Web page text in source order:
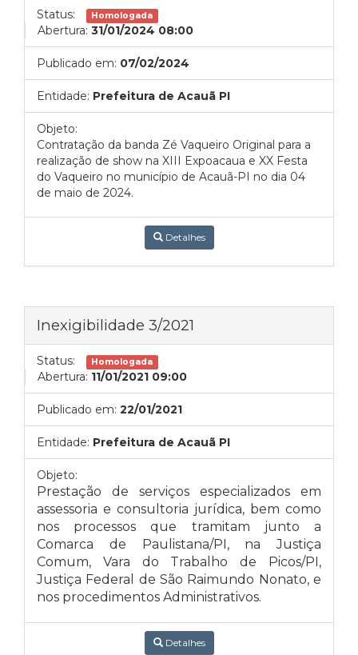
Status: Homologada
Abertura: 31/01/2024 08:00
Publicado em: 07/02/2024
Entidade: Prefeitura de Acauã PI
Objeto:
Contratação da banda Zé Vaqueiro Original para a
realização de show na XIII Expoacaua e XX Festa
do Vaqueiro no município de Acauã-PI no dia 04
de maio de 2024.
Detalhes
Inexigibilidade 3/2021
Status: Homologada
Abertura: 11/01/2021 09:00
Publicado em: 22/01/2021
Entidade: Prefeitura de Acauã PI
Objeto:
Prestação de serviços especializados em
assessoria e consultoria jurídica, bem como
nos processos que tramitam junto a
Comarca de Paulistana/PI, na Justiça
Comum, Vara do Trabalho de Picos/PI,
Justiça Federal de São Raimundo Nonato, e
nos procedimentos Administrativos.
Detalhes